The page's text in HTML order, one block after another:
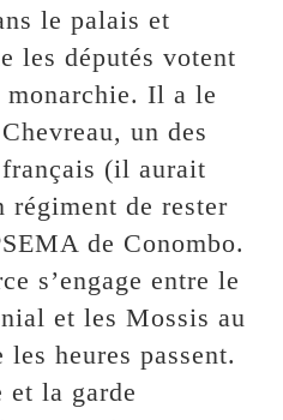
le palais et
les députés votent
monarchie. Il a le
un des
(il aurait
régiment de rester
de Conombo.
s’engage entre le
et les Mossis au
heures passent.
la garde